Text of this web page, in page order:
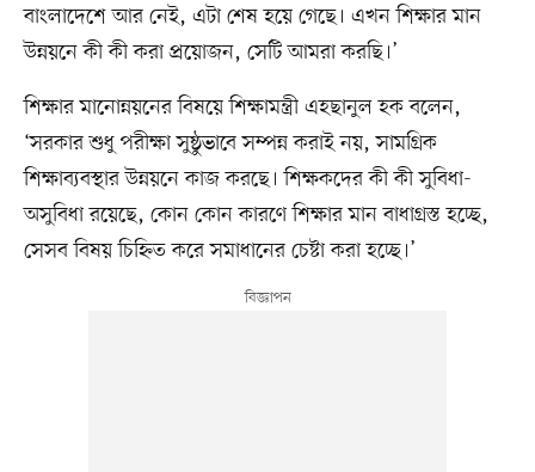
বাংলাদেশে আর নেই, এটা শেষ হয়ে গেছে। এখন শিক্ষার মান
উন্নয়নে কী কী করা প্রয়োজন, সেটি আমরা করছি।’
শিক্ষার মানোন্নয়নের বিষয়ে শিক্ষামন্ত্রী এহছানুল হক বলেন,
‘সরকার শুধু পরীক্ষা সুষ্ঠুভাবে সম্পন্ন করাই নয়, সামগ্রিক
শিক্ষাব্যবস্থার উন্নয়নে কাজ করছে। শিক্ষকদের কী কী সুবিধা-
অসুবিধা রয়েছে, কোন কোন কারণে শিক্ষার মান বাধাগ্রস্ত হচ্ছে,
সেসব বিষয় চিহ্নিত করে সমাধানের চেষ্টা করা হচ্ছে।’